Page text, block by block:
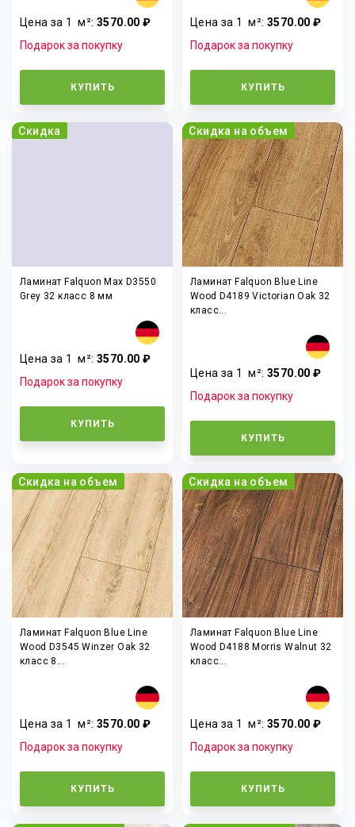
Цена за 1м²:3570.00 ₽
Подарок за покупку
КУПИТЬ
Цена за 1м²:3570.00 ₽
Подарок за покупку
КУПИТЬ
Скидка
Ламинат Falquon Max D3550
Grey 32 класс 8 мм
Цена за 1м²:3570.00 ₽
Подарок за покупку
КУПИТЬ
Скидка на объем
Ламинат Falquon Blue Line
Wood D4189 Victorian Oak 32
класс...
Цена за 1м²:3570.00 ₽
Подарок за покупку
КУПИТЬ
Скидка на объем
Ламинат Falquon Blue Line
Wood D3545 Winzer Oak 32
класс 8...
Цена за 1м²:3570.00 ₽
Подарок за покупку
КУПИТЬ
Скидка на объем
Ламинат Falquon Blue Line
Wood D4188 Morris Walnut 32
класс...
Цена за 1м²:3570.00 ₽
Подарок за покупку
КУПИТЬ